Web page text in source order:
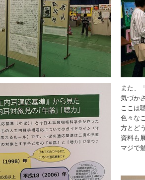
また、
気づか
ここは
色々な
方とど
資料も
マジで